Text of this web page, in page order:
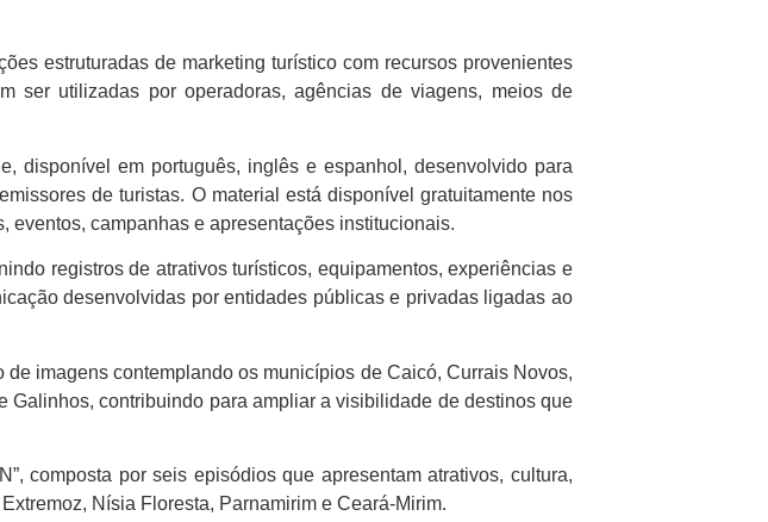
estruturadas de marketing turístico com recursos provenientes
ser utilizadas por operadoras, agências de viagens, meios de
disponível em português, inglês e espanhol, desenvolvido para
de turistas. O material está disponível gratuitamente nos
eventos, campanhas e apresentações institucionais.
registros de atrativos turísticos, equipamentos, experiências e
desenvolvidas por entidades públicas e privadas ligadas ao
imagens contemplando os municípios de Caicó, Currais Novos,
Galinhos, contribuindo para ampliar a visibilidade de destinos que
composta por seis episódios que apresentam atrativos, cultura,
Nísia Floresta, Parnamirim e Ceará-Mirim.